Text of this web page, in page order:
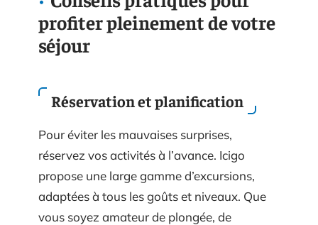
profiter pleinement de votre
séjour
Réservation et planification
Pour éviter les mauvaises surprises,
réservez vos activités à l’avance. Icigo
propose une large gamme d’excursions,
adaptées à tous les goûts et niveaux. Que
vous soyez amateur de plongée, de